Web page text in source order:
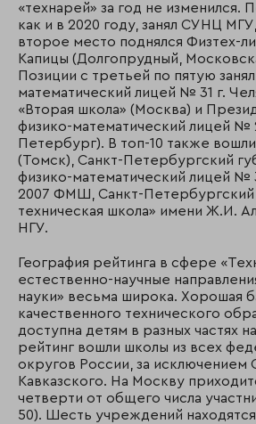
«технарей» за год не изменился.
как и в 2020 году, занял СУНЦ
второе место поднялся Физтех-
Капицы (Долгопрудный,
Позиции с третьей по пятую
математический лицей № 31 г.
«Вторая школа» (Москва) и
физико-математический лицей №
Петербург). В топ-10 также
(Томск), Санкт-Петербургский
физико-математический лицей
2007 ФМШ, Санкт-Петербургский
техническая школа» имени Ж.И.
НГУ.
География рейтинга в сфере
естественно-научные
науки» весьма широка. Хорошая
качественного технического
доступна детям в разных частях
рейтинг вошли школы из всех
округов России, за исключением
Кавказского. На Москву
четверти от общего числа
50). Шесть учреждений